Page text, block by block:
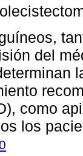
del
como
los